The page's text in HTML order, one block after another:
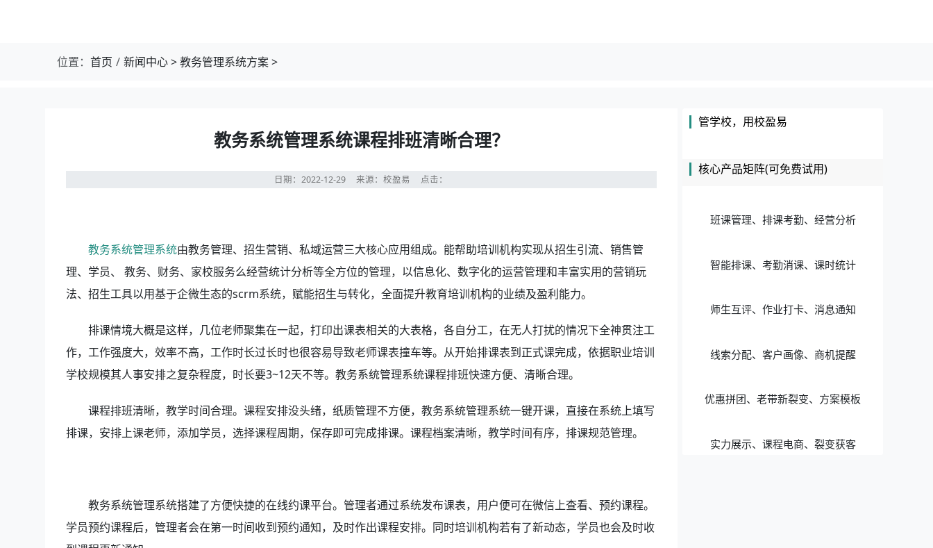
位置： 首页 新闻中心>教务管理系统方案>
教务系统管理系统课程排班清晰合理？
日期：2022-12-29来源：校盈易 点击：
教务系统管理系统由教务管理、招生营销、私域运营三大核心应用组成。能帮助培训机构实现从招生引流、销售管
理、学员、 教务、财务、家校服务么经营统计分析等全方位的管理，以信息化、数字化的运营管理和丰富实用的营销玩
法、招生工具以用基于企微生态的scrm系统，赋能招生与转化，全面提升教育培训机构的业绩及盈利能力。
排课情境大概是这样，几位老师聚集在一起，打印出课表相关的大表格，各自分工，在无人打扰的情况下全神贯注工
作，工作强度大，效率不高，工作时长过长时也很容易导致老师课表撞车等。从开始排课表到正式课完成，依据职业培训
学校规模其人事安排之复杂程度，时长要3~12天不等。教务系统管理系统课程排班快速方便、清晰合理。
课程排班清晰，教学时间合理。课程安排没头绪，纸质管理不方便，教务系统管理系统一键开课，直接在系统上填写
排课，安排上课老师，添加学员，选择课程周期，保存即可完成排课。课程档案清晰，教学时间有序，排课规范管理。
教务系统管理系统搭建了方便快捷的在线约课平台。管理者通过系统发布课表，用户便可在微信上查看、预约课程。
学员预约课程后，管理者会在第一时间收到预约通知，及时作出课程安排。同时培训机构若有了新动态，学员也会及时收
管学校，用校盈易
核心产品矩阵(可免费试用)
班课管理、排课考勤、经营分析
智能排课、考勤消课、课时统计
师生互评、作业打卡、消息通知
线索分配、客户画像、商机提醒
优惠拼团、老带新裂变、方案模板
实力展示、课程电商、裂变获客